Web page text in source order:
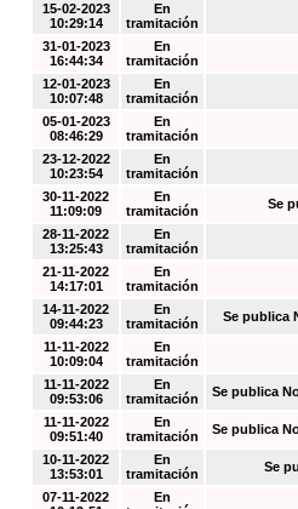
15-02-2023
10:29:14
En
tramitación
31-01-2023
16:44:34
En
tramitación
12-01-2023
10:07:48
En
tramitación
05-01-2023
08:46:29
En
tramitación
23-12-2022
10:23:54
En
tramitación
30-11-2022
11:09:09
En
tramitación
Se
28-11-2022
13:25:43
En
tramitación
21-11-2022
14:17:01
En
tramitación
14-11-2022
09:44:23
En
tramitación
Se publica
11-11-2022
10:09:04
En
tramitación
11-11-2022
09:53:06
En
tramitación
Se publica
11-11-2022
09:51:40
En
tramitación
Se publica
10-11-2022
13:53:01
En
tramitación
Se
07-11-2022
En